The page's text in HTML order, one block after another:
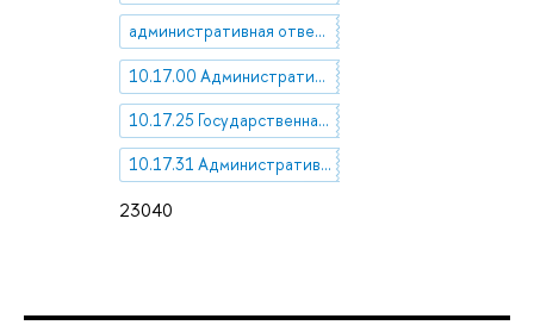
23040
административная ответственность
10.17.00 Административное право
10.17.25 Государственная служба
10.17.31 Административное производство (административный процесс)